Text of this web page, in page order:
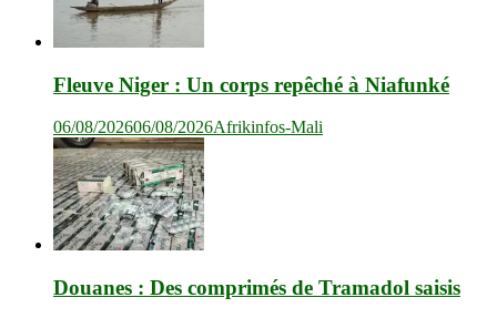
Fleuve Niger : Un corps repêché à Niafunké
06/08/202606/08/2026Afrikinfos-Mali
Douanes : Des comprimés de Tramadol saisis